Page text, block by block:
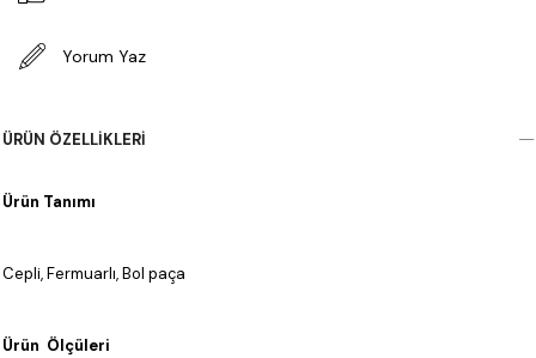
Yorum Yaz
ÜRÜN ÖZELLIKLERI
Ürün Tanımı
Cepli, Fermuarlı, Bol paça
Ürün Ölçüleri